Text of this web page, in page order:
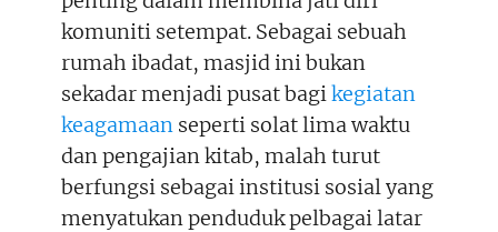
komuniti setempat. Sebagai sebuah
rumah ibadat, masjid ini bukan
sekadar menjadi pusat bagikegiatan
keagamaan seperti solat lima waktu
dan pengajian kitab, malah turut
berfungsi sebagai institusi sosial yang
menyatukan penduduk pelbagai latar